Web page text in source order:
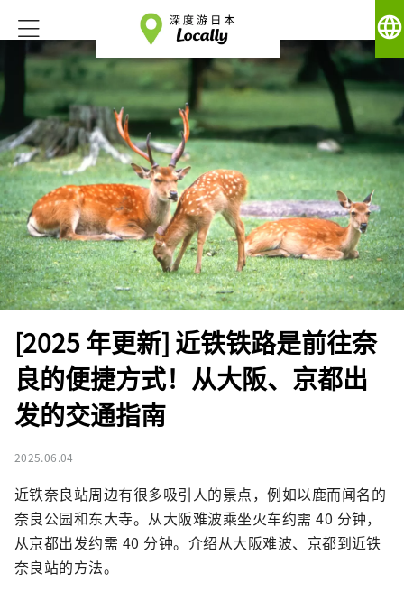
language
[2025 年更新] 近铁铁路是前往奈
良的便捷方式！从大阪、京都出
发的交通指南
2025.06.04
近铁奈良站周边有很多吸引人的景点，例如以鹿而闻名的
奈良公园和东大寺。从大阪难波乘坐火车约需 40 分钟，
从京都出发约需 40 分钟。介绍从大阪难波、京都到近铁
奈良站的方法。